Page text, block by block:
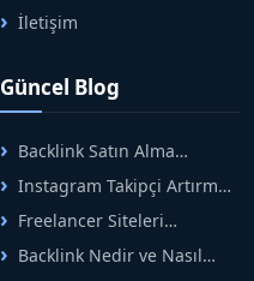
İletişim
Güncel Blog
Backlink Satın Alma
Rehberi: Güvenli SEO İçin
Doğru Adımlar
Instagram Takipçi Artırma
Yöntemleri: Organik Büyüme
Rehberi
Freelancer Siteleri
Arasında Doğru Seçim Nasıl
Yapılır
Backlink Nedir ve Nasıl